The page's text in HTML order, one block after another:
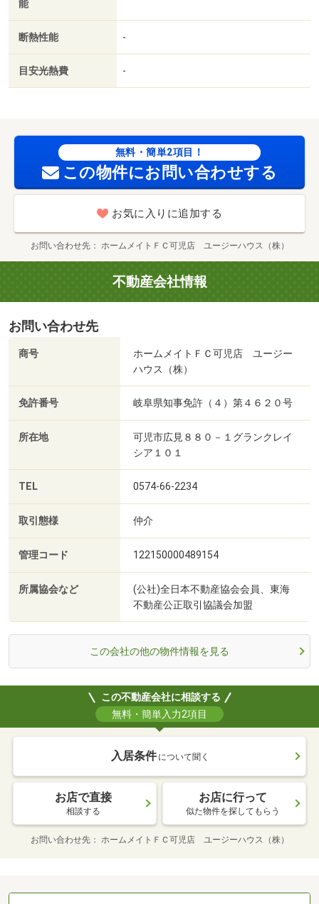
能
断熱性能 -
目安光熱費 -
無料・簡単2項目！
この物件にお問い合わせする
お気に入りに追加する
お問い合わせ先 ホームメイトＦＣ可児店 ユージーハウス（株）
不動産会社情報
お問い合わせ先
商号
ホームメイトＦＣ可児店 ユージー
ハウス（株）
免許番号 岐阜県知事免許（４）第４６２０号
所在地
可児市広見８８０－１グランクレイ
シア１０１
TEL 0574-66-2234
取引態様 仲介
管理コード 122150000489154
所属協会など
(公社)全日本不動産協会会員、東海
不動産公正取引協議会加盟
この会社の他の物件情報を見る
この不動産会社に相談する
無料・簡単入力2項目
入居条件 について聞く
お店で直接
相談する
お店に行って
似た物件を探してもらう
お問い合わせ先 ホームメイトＦＣ可児店 ユージーハウス（株）